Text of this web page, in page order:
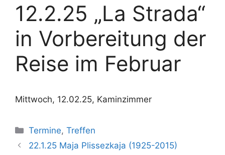
12.2.25 „La Strada“
in Vorbereitung der
Reise im Februar
Mittwoch, 12.02.25, Kaminzimmer
Kategorien
Termine,Treffen
22.1.25 Maja Plissezkaja (1925-2015)